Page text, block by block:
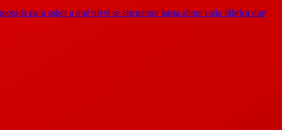
para saber a qué nivel se encuentra hasta ahora cada fábrica que